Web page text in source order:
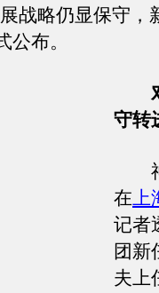
战略仍显保守，
布。
守转
神
在上
记者
团新
夫上